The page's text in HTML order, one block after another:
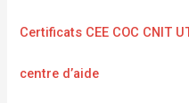
Certificats CEE COC CNIT
centre d’aide